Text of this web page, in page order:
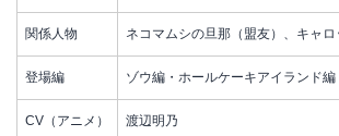
関係人物 ネコマムシの旦那（盟友）、キャ
登場編 ゾウ編・ホールケーキアイランド編
CV（アニメ） 渡辺明乃